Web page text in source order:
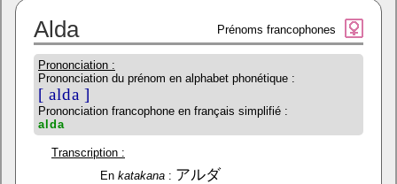
Alda Prénoms francophones
Prononciation :
Prononciation du prénom en alphabet phonétique :
[ alda ]
Prononciation francophone en français simplifié :
alda
Transcription :
En katakana : アルダ